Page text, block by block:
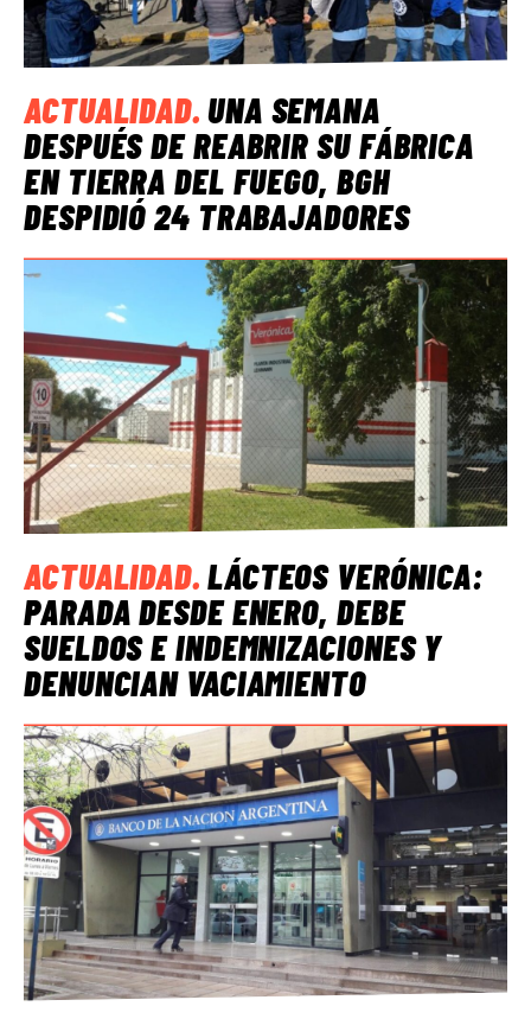
ACTUALIDAD.UNA SEMANA
DESPUÉS DE REABRIR SU FÁBRICA
EN TIERRA DEL FUEGO, BGH
DESPIDIÓ 24 TRABAJADORES
ACTUALIDAD.LÁCTEOS VERÓNICA:
PARADA DESDE ENERO, DEBE
SUELDOS E INDEMNIZACIONES Y
DENUNCIAN VACIAMIENTO